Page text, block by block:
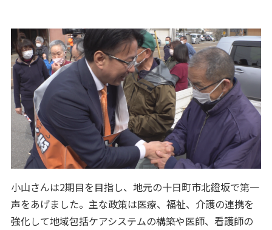
小山さんは2期目を目指し、地元の十日町市北鐙坂で第一
声をあげました。主な政策は医療、福祉、介護の連携を
強化して地域包括ケアシステムの構築や医師、看護師の